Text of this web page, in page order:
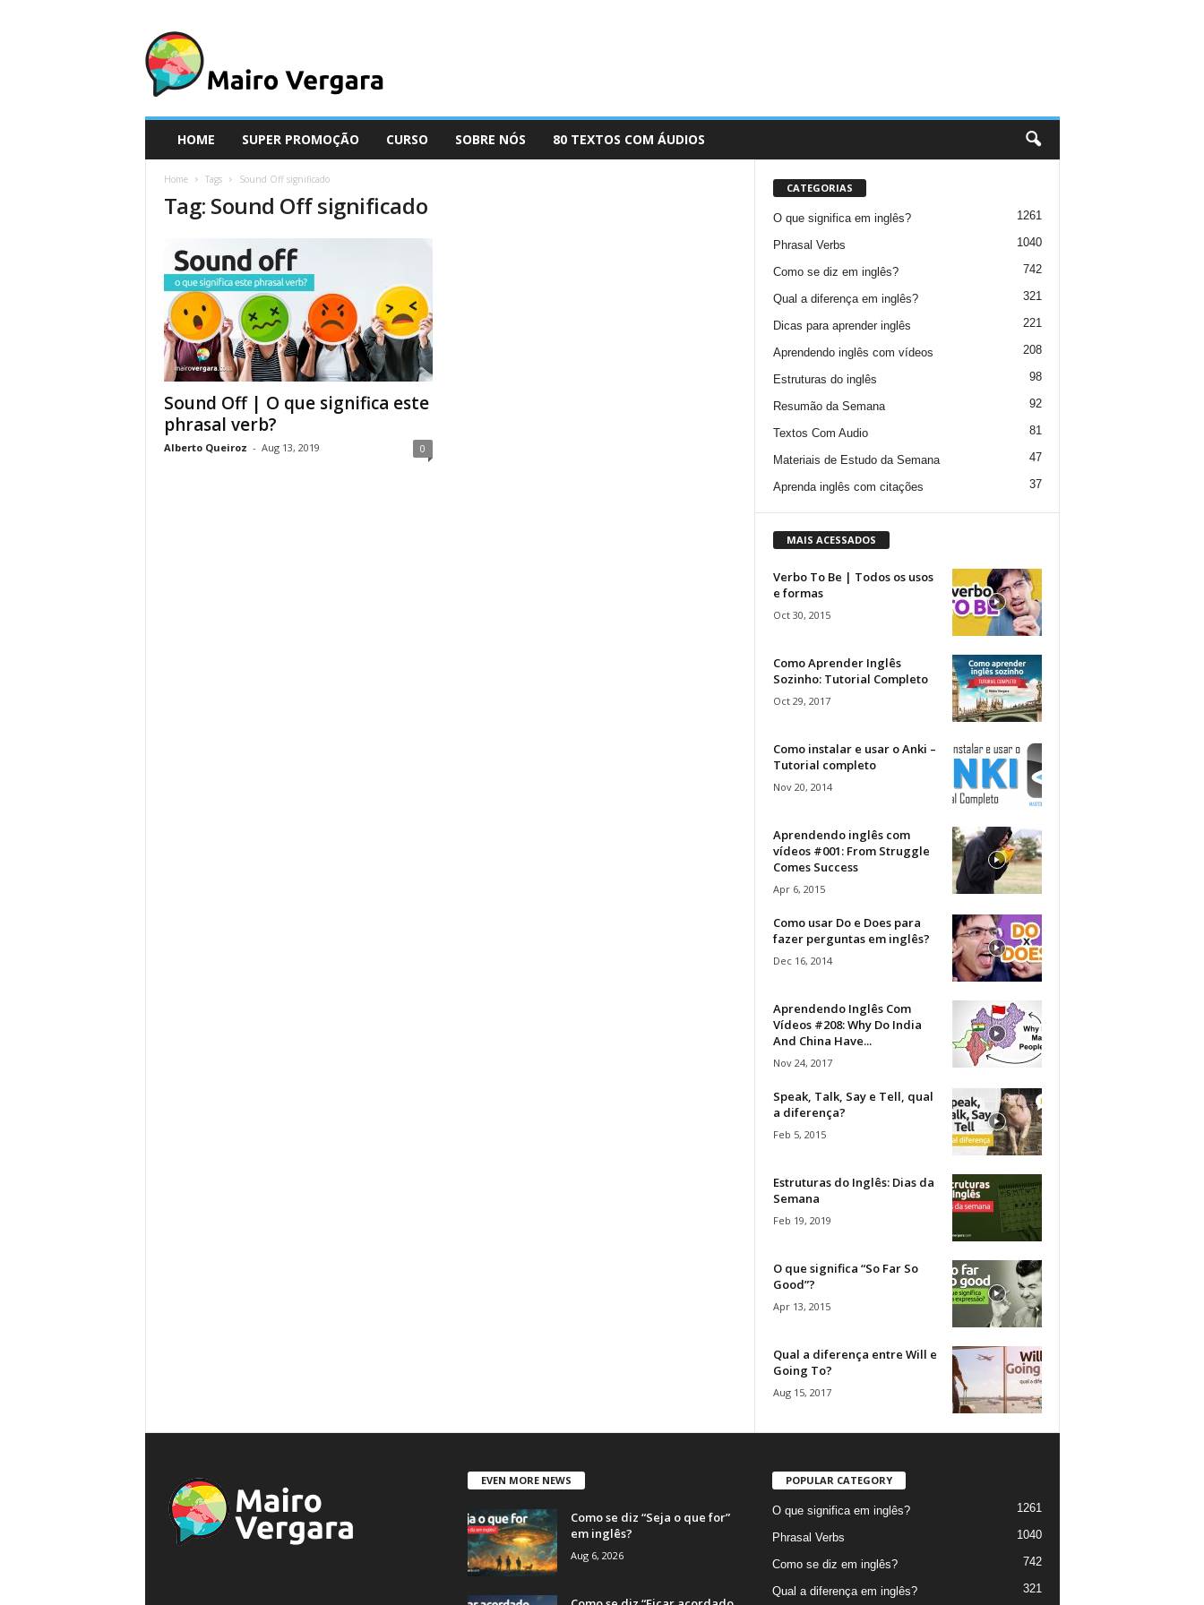
i
r
HOME SUPER PROMOÇÃO CURSO SOBRE NÓS 80 TEXTOS COM ÁUDIOS
Home Tags Sound Off significado
Tag: Sound Off significado
Sound Off | O que significa este
phrasal verb?
Alberto Queiroz - Aug 13, 2019 0
CATEGORIAS
O que significa em inglês? 1261
Phrasal Verbs 1040
Como se diz em inglês? 742
Qual a diferença em inglês? 321
Dicas para aprender inglês 221
Aprendendo inglês com vídeos 208
Estruturas do inglês 98
Resumão da Semana 92
Textos Com Audio 81
Materiais de Estudo da Semana 47
Aprenda inglês com citações 37
MAIS ACESSADOS
Verbo To Be | Todos os usos
e formas
Oct 30, 2015
Como Aprender Inglês
Sozinho: Tutorial Completo
Oct 29, 2017
Como instalar e usar o Anki –
Tutorial completo
Nov 20, 2014
Aprendendo inglês com
vídeos #001: From Struggle
Comes Success
Apr 6, 2015
Como usar Do e Does para
fazer perguntas em inglês?
Dec 16, 2014
Aprendendo Inglês Com
Vídeos #208: Why Do India
And China Have...
Nov 24, 2017
Speak, Talk, Say e Tell, qual
a diferença?
Feb 5, 2015
Estruturas do Inglês: Dias da
Semana
Feb 19, 2019
O que significa “So Far So
Good”?
Apr 13, 2015
Qual a diferença entre Will e
Going To?
Aug 15, 2017
EVEN MORE NEWS
Como se diz “Seja o que for”
em inglês?
Aug 6, 2026
POPULAR CATEGORY
O que significa em inglês? 1261
Phrasal Verbs 1040
Como se diz em inglês? 742
Qual a diferença em inglês? 321